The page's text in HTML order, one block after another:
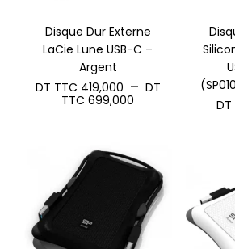
Disque Dur Externe
LaCie Lune USB-C –
Argent
DT TTC 419,000 – DT
TTC 699,000
à
TTC 699,000
DT